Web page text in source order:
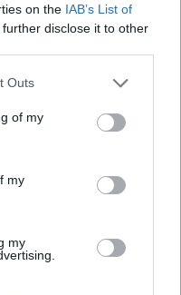
on the IAB’s List of
disclose it to other
Outs
of my
my
my
αλλά όχι